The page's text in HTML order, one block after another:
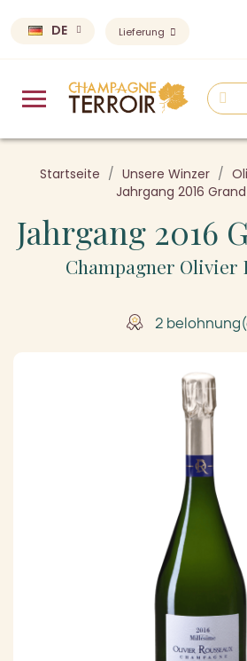
DE Lieferung
Startseite Unsere Winzer
Jahrgang 2016
Jahrgang 2016
Champagner Olivier
2